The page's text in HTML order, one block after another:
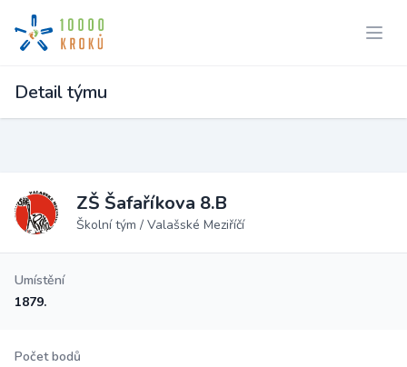
Detail týmu
ZŠ Šafaříkova 8.B
Školní tým / Valašské Meziříčí
Umístění
1879.
Počet bodů